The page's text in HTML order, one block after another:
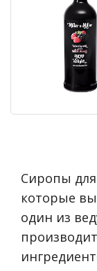
Сиропы
которые
один из